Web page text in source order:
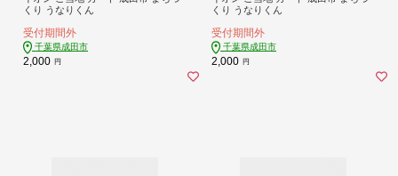
くり うなりくん
受付期間外
千葉県成田市
2,000 円
くり うなりくん
受付期間外
千葉県成田市
2,000 円